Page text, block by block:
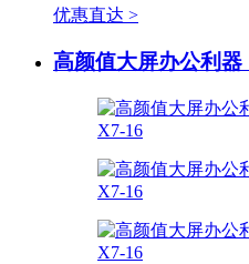
优惠直达 >
高颜值大屏办公利